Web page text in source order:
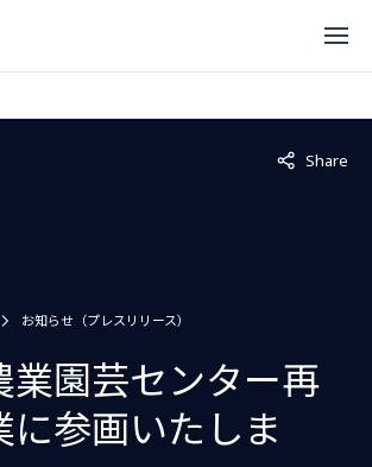
お知らせ（プレスリリース）
業園芸センター再
に参画いたしま
Share
Not